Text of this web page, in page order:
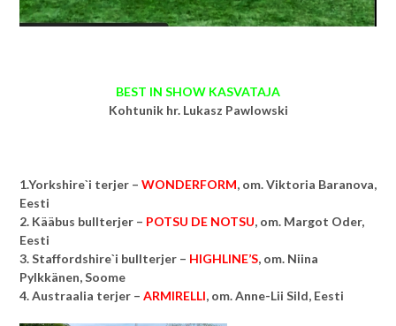
BEST IN SHOW KASVATAJA
Kohtunik hr. Lukasz Pawlowski
1.Yorkshire`i terjer – WONDERFORM, om. Viktoria Baranova,
Eesti
2. Kääbus bullterjer – POTSU DE NOTSU, om. Margot Oder,
Eesti
3. Staffordshire`i bullterjer – HIGHLINE’S, om. Niina
Pylkkänen, Soome
4. Austraalia terjer – ARMIRELLI, om. Anne-Lii Sild, Eesti